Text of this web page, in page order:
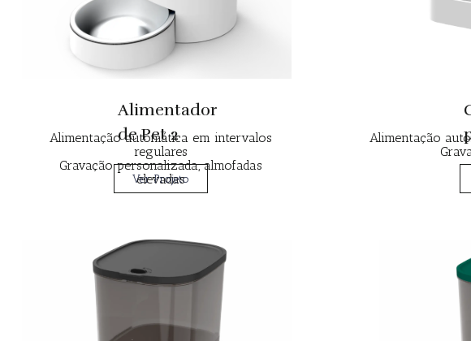
Alimentador
de Pet 2
Alimentação automática em intervalos
regulares
Gravação personalizada, almofadas
elevadas
Alimentação
Ver Projeto